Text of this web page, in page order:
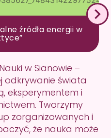
źródła energii w
w Sianowie –
odkrywanie świata
eksperymentem i
Tworzymy
zorganizowanych i
że nauka może